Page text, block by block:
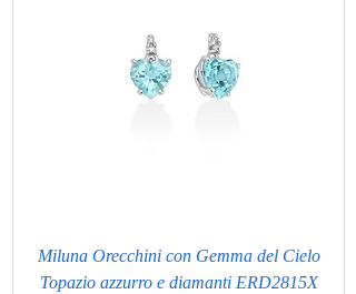
Miluna Orecchini con Gemma del Cielo
Topazio azzurro e diamanti ERD2815X